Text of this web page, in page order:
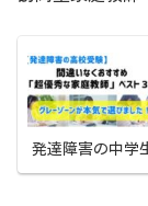
発達障害の中学